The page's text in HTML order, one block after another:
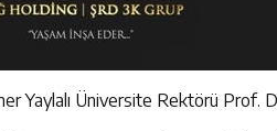
Yaylalı Üniversite Rektörü Prof.